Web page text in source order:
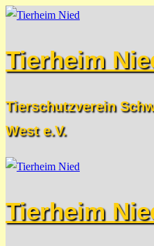
Zum
springen
Menü
Schließen
Tierheim
Tierschutzverein
West e.V.
Tierheim